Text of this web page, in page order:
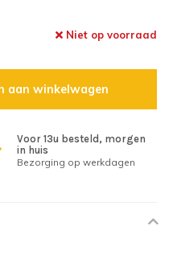
Niet op voorraad
aan winkelwagen
Voor 13u besteld, morgen
in huis
Bezorging op werkdagen